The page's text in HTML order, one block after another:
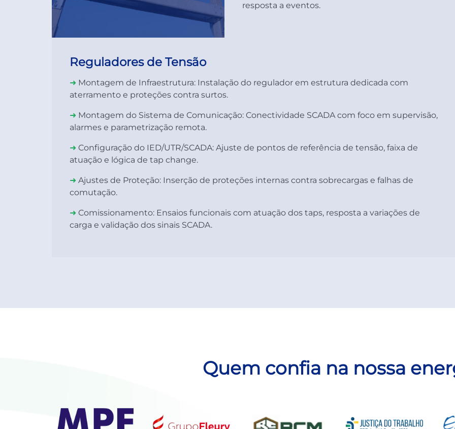
resposta a eventos.
Reguladores de Tensão
➜ Montagem de Infraestrutura: Instalação do regulador em estrutura dedicada com
aterramento e proteções contra surtos.
➜ Montagem do Sistema de Comunicação: Conectividade SCADA com foco em supervisão,
alarmes e parametrização remota.
➜ Configuração do IED/UTR/SCADA: Ajuste de pontos de referência de tensão, faixa de
atuação e lógica de tap change.
➜ Ajustes de Proteção: Inserção de proteções internas contra sobrecargas e falhas de
comutação.
➜ Comissionamento: Ensaios funcionais com atuação dos taps, resposta a variações de
carga e validação dos sinais SCADA.
Quem confia na nossa